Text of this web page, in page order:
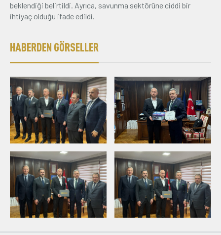
beklendiği belirtildi. Ayrıca, savunma sektörüne ciddi bir
ihtiyaç olduğu ifade edildi.
HABERDEN GÖRSELLER